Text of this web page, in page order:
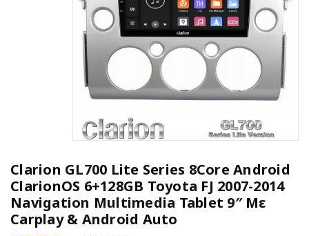
Clarion GL700 Lite Series 8Core Android
ClarionOS 6+128GB Toyota FJ 2007-2014
Navigation Multimedia Tablet 9″ Με
Carplay & Android Auto